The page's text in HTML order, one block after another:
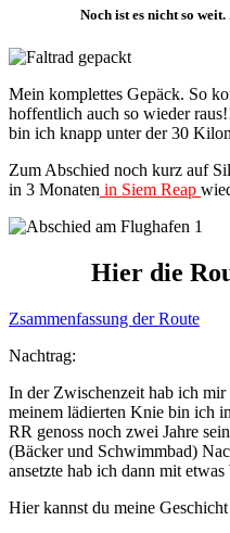
Noch ist es nicht so
Mein komplettes Gepäck. So
hoffentlich auch so wieder
bin ich knapp unter der 30
Zum Abschied noch kurz auf
in 3 Monaten in Siem Reap
Hier die
Zsammenfassung der Route
Nachtrag:
In der Zwischenzeit hab ich
meinem lädierten Knie bin ich
RR genoss noch zwei Jahre
(Bäcker und Schwimmbad)
ansetzte hab ich dann mit
Hier kannst du meine Geschicht